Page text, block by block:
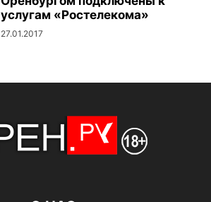
услугам «Ростелекома»
27.01.2017